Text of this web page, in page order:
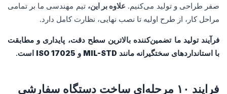
صفر طراحی و تولید می‌کنیم. علاوه بر این، تیم مهندسی ما بر تمامی
مراحل کار، از طرح اولیه تا نصب نهایی، نظارت کامل دارد.
فرآیند تولید ما تضمین‌کننده بالاترین سطح دقت، پایداری و مطابقت
با استانداردهای سختگیرانه مانند MIL-STD و ISO 17025 است.
فرایند ۱۰ مرحله‌ای ساخت دستگاه سفارشی